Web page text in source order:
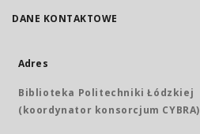
DANE KONTAKTOWE
Adres
Biblioteka Politechniki Łódzkiej
(koordynator konsorcjum CYBRA)